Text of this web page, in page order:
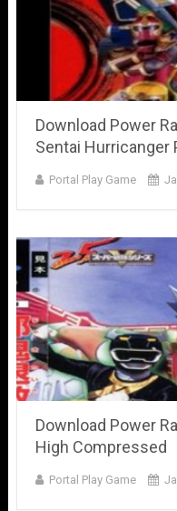
Download Power
Sentai Hurricanger
Portal Play Game
Download Power
High Compressed
Portal Play Game